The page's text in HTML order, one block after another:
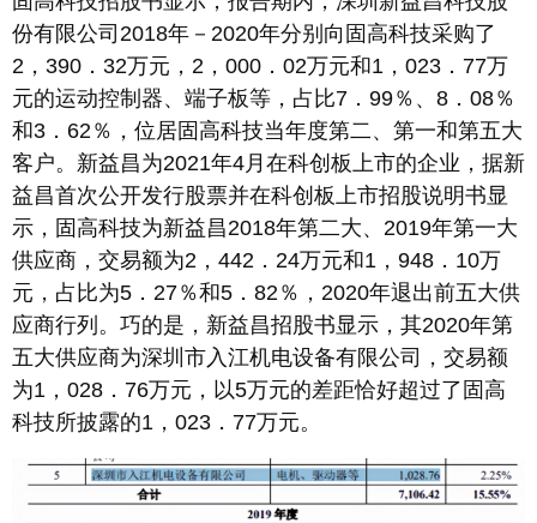
份有限公司2018年－2020年分别向固高科技采购了
2，390．32万元，2，000．02万元和1，023．77万
元的运动控制器、端子板等，占比7．99％、8．08％
和3．62％，位居固高科技当年度第二、第一和第五大
客户。新益昌为2021年4月在科创板上市的企业，据新
益昌首次公开发行股票并在科创板上市招股说明书显
示，固高科技为新益昌2018年第二大、2019年第一大
供应商，交易额为2，442．24万元和1，948．10万
元，占比为5．27％和5．82％，2020年退出前五大供
应商行列。巧的是，新益昌招股书显示，其2020年第
五大供应商为深圳市入江机电设备有限公司，交易额
为1，028．76万元，以5万元的差距恰好超过了固高
科技所披露的1，023．77万元。